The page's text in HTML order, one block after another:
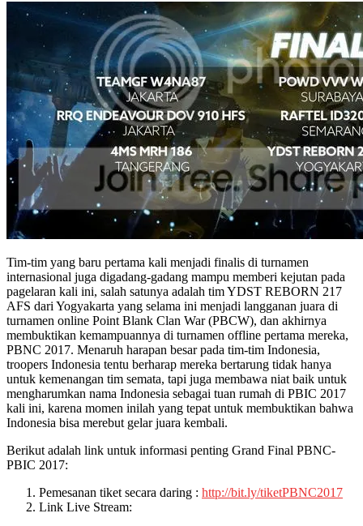
Tim-tim yang baru pertama kali menjadi finalis di turnamen
internasional juga digadang-gadang mampu memberi kejutan pada
pagelaran kali ini, salah satunya adalah tim YDST REBORN 217
AFS dari Yogyakarta yang selama ini menjadi langganan juara di
turnamen online Point Blank Clan War (PBCW), dan akhirnya
membuktikan kemampuannya di turnamen offline pertama mereka,
PBNC 2017. Menaruh harapan besar pada tim-tim Indonesia,
troopers Indonesia tentu berharap mereka bertarung tidak hanya
untuk kemenangan tim semata, tapi juga membawa niat baik untuk
mengharumkan nama Indonesia sebagai tuan rumah di PBIC 2017
kali ini, karena momen inilah yang tepat untuk membuktikan bahwa
Indonesia bisa merebut gelar juara kembali.
Berikut adalah link untuk informasi penting Grand Final PBNC-
PBIC 2017:
Pemesanan tiket secara daring : http://bit.ly/tiketPBNC2017
Link Live Stream: